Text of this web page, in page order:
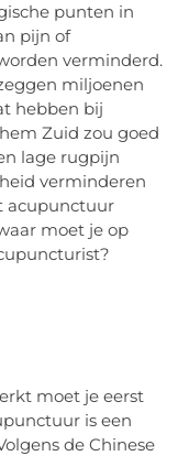
punten in
pijn of
verminderd.
miljoenen
hebben bij
Zuid zou goed
lage rugpijn
verminderen
acupunctuur
moet je op
moet je eerst
is een
de Chinese